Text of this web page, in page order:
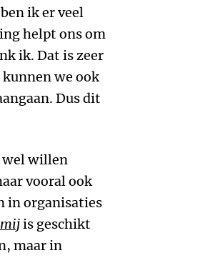
ben ik er veel
helpt ons om
ik. Dat is zeer
we ook
Dus dit
wel willen
vooral ook
in organisaties
mijis geschikt
maar in